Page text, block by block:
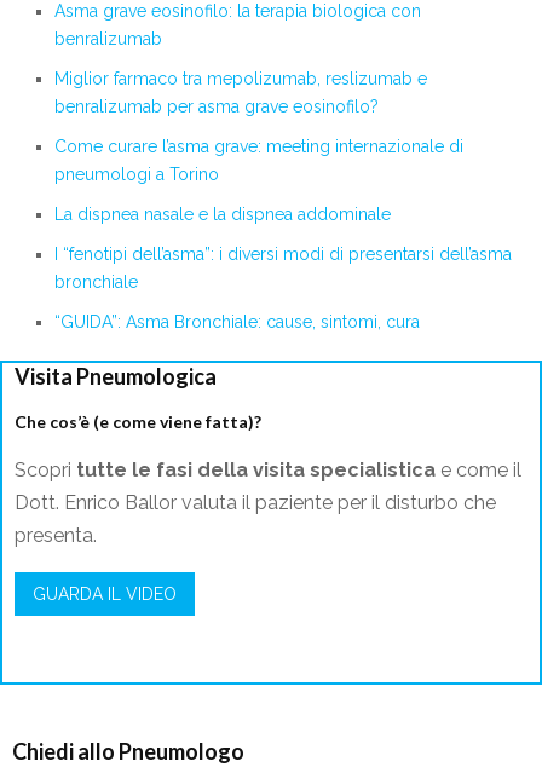
Asma grave eosinofilo: la terapia biologica con
benralizumab
Miglior farmaco tra mepolizumab, reslizumab e
benralizumab per asma grave eosinofilo?
Come curare l’asma grave: meeting internazionale di
pneumologi a Torino
La dispnea nasale e la dispnea addominale
I “fenotipi dell’asma”: i diversi modi di presentarsi dell’asma
bronchiale
“GUIDA”: Asma Bronchiale: cause, sintomi, cura
Visita Pneumologica
Che cos’è (e come viene fatta)?
Scopri tutte le fasi della visita specialistica e come il
Dott. Enrico Ballor valuta il paziente per il disturbo che
presenta.
GUARDA IL VIDEO
Chiedi allo Pneumologo